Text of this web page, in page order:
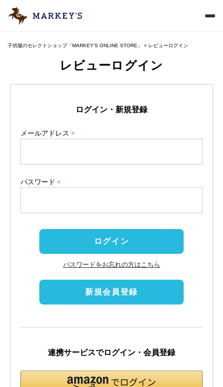
子供服のセレクトショップ「MARKEY'S ONLINE STORE」 レビューログイン
レビューログイン
ログイン・新規登録
メールアドレス
パスワード
)
ログイン
パスワードをお忘れの方はこちら
新規会員登録
連携サービスでログイン・会員登録